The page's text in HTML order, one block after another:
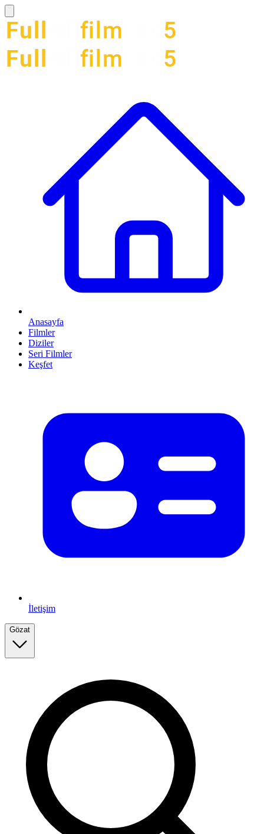
Anasayfa
Filmler
Diziler
Seri Filmler
Keşfet
İletişim
Gözat